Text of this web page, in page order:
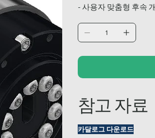
- 사용자 맞춤형 후속
참고 자료
카달로그 다운로드